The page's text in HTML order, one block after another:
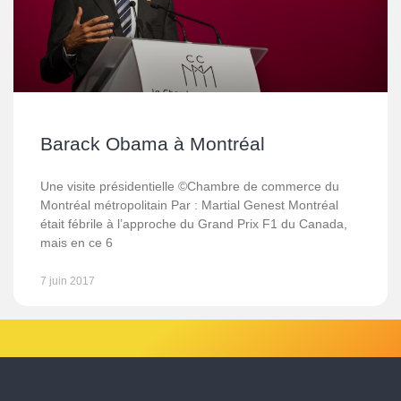
Barack Obama à Montréal
Une visite présidentielle ©Chambre de commerce du
Montréal métropolitain Par : Martial Genest Montréal
était fébrile à l’approche du Grand Prix F1 du Canada,
mais en ce 6
7 juin 2017